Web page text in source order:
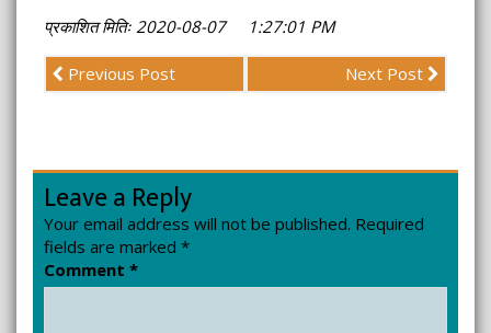
प्रकाशित मितिः 2020-08-07 1:27:01 PM
Previous Post Next Post
Leave a Reply
Your email address will not be published. Required
fields are marked *
Comment *